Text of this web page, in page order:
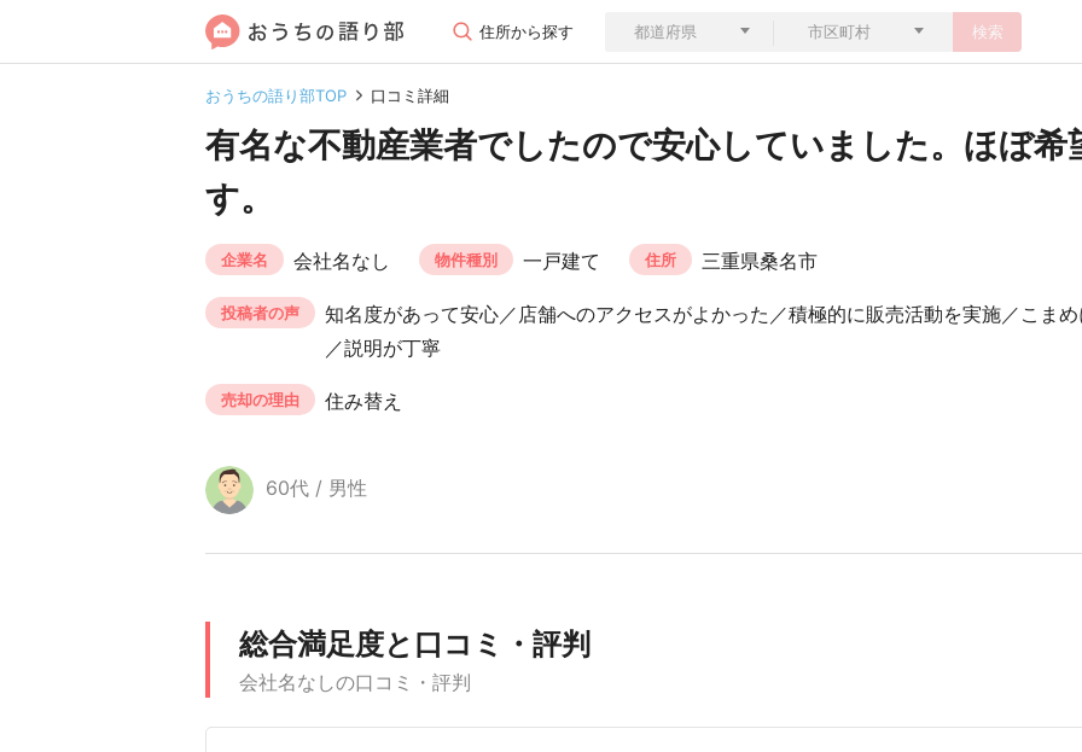
住所から探す 検索
おうちの語り部TOP 口コミ詳細
有名な不動産業者でしたので安心していました。ほぼ希
す。
企業名 会社名なし 物件種別 一戸建て 住所 三重県桑名市
投稿者の声
知名度があって安心／店舗へのアクセスがよかった／積極的に販売活動を実施／こま
／説明が丁寧
売却の理由 住み替え
60代 / 男性
総合満足度と口コミ・評判
会社名なしの口コミ・評判